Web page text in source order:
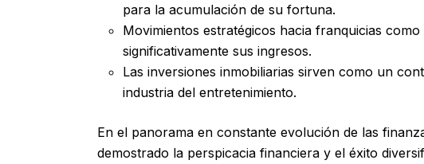
para la acumulación de su fortuna.
Movimientos estratégicos hacia franquicias
significativamente sus ingresos.
Las inversiones inmobiliarias sirven como un
industria del entretenimiento.
En el panorama en constante evolución de las
demostrado la perspicacia financiera y el éxito